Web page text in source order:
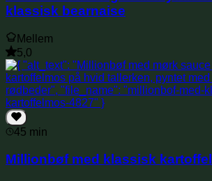
klassisk bearnaise
Mellem
5,0
45 min
Millionbøf med klassisk